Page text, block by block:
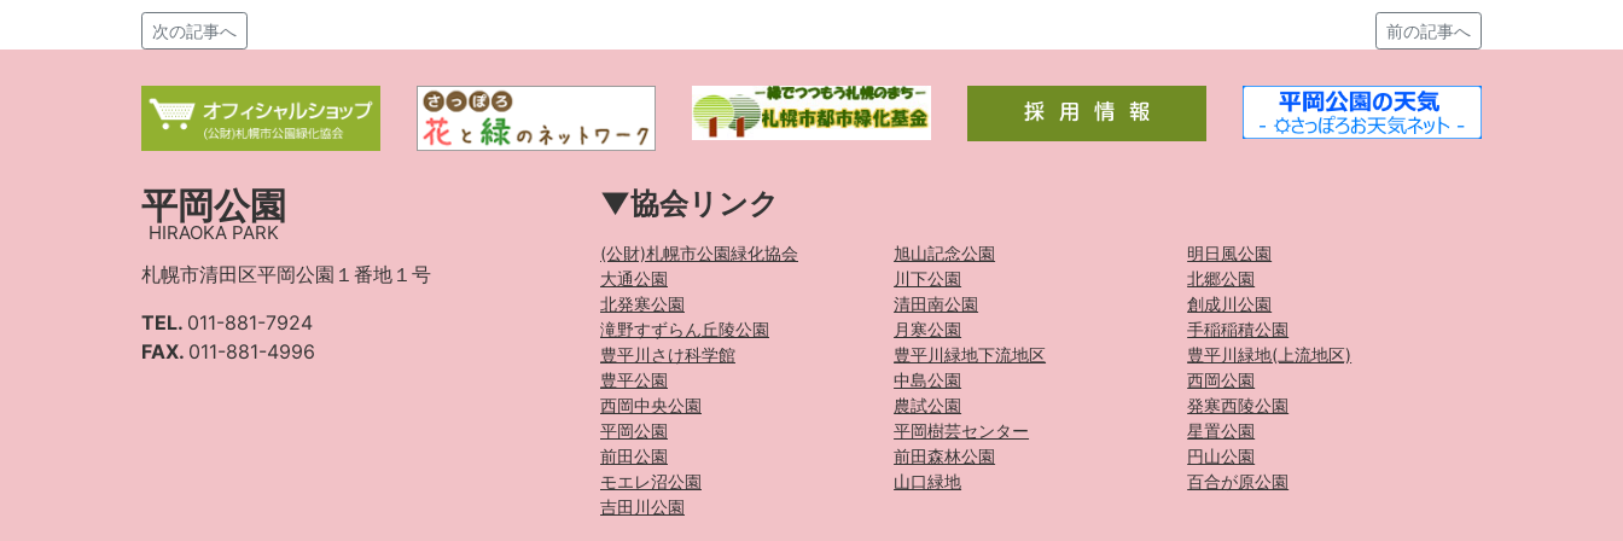
次の記事へ 前の記事へ
平岡公園
HIRAOKA PARK
札幌市清田区平岡公園１番地１号
TEL. 011-881-7924
FAX. 011-881-4996
▼協会リンク
(公財)札幌市公園緑化協会 旭山記念公園
明日風公園
大通公園
川下公園
北郷公園
北発寒公園
清田南公園
創成川公園
滝野すずらん丘陵公園
月寒公園
手稲稲積公園
豊平川さけ科学館
豊平川緑地下流地区
豊平川緑地(上流地区)
豊平公園
中島公園
西岡公園
西岡中央公園
農試公園
発寒西陵公園
平岡公園
平岡樹芸センター
星置公園
前田公園
前田森林公園
円山公園
モエレ沼公園
山口緑地
百合が原公園
吉田川公園